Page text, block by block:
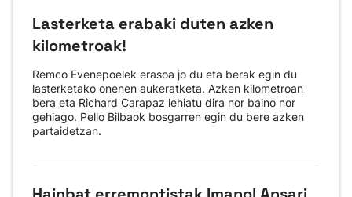
Lasterketa erabaki duten azken
kilometroak!
Remco Evenepoelek erasoa jo du eta berak egin du
lasterketako onenen aukeratketa. Azken kilometroan
bera eta Richard Carapaz lehiatu dira nor baino nor
gehiago. Pello Bilbaok bosgarren egin du bere azken
partaidetzan.